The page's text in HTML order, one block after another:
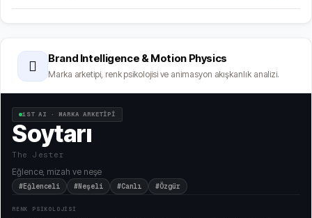
🫆 Brand Intelligence & Motion Physics
Marka arketipi, renk psikolojisi ve animasyon akışkanlık analizi.
1ST AI · MARKA ARKETİPİ
Soytarı
The Jester
Eğlence, mizah ve neşe
#Eğlenceli #Neşeli #Canlı #Özgür
RENK PSİKOLOJİSİ